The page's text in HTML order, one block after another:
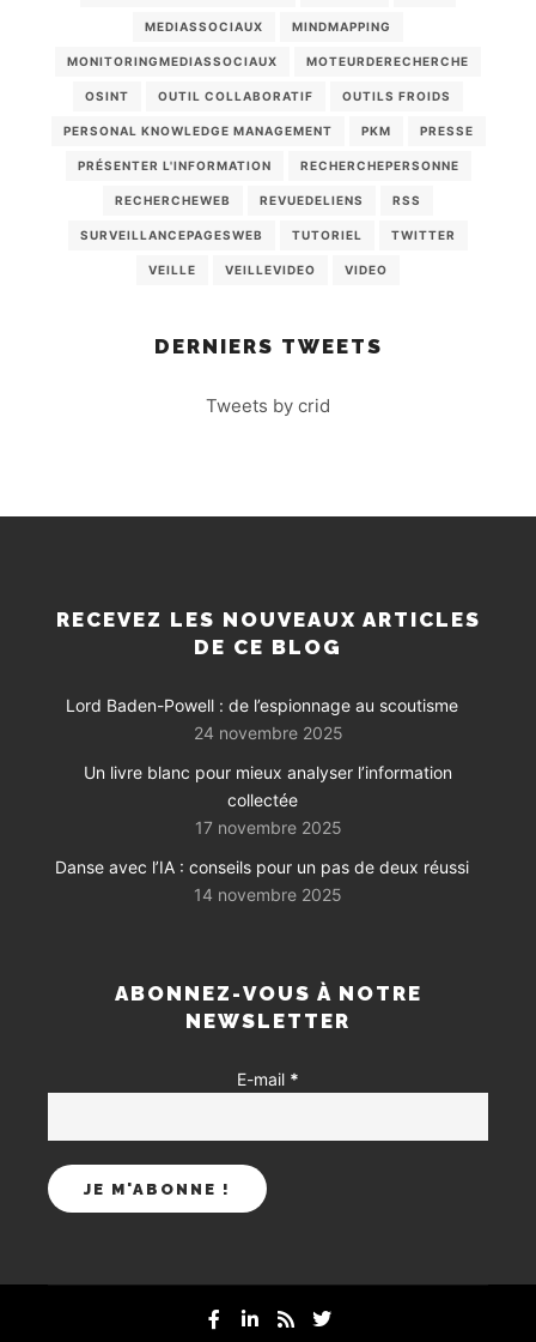
MEDIASSOCIAUX MINDMAPPING
MONITORINGMEDIASSOCIAUX MOTEURDERECHERCHE
OSINT OUTIL COLLABORATIF OUTILS FROIDS
PERSONAL KNOWLEDGE MANAGEMENT PKM PRESSE
PRÉSENTER L'INFORMATION RECHERCHEPERSONNE
RECHERCHEWEB REVUEDELIENS RSS
SURVEILLANCEPAGESWEB TUTORIEL TWITTER
VEILLE VEILLEVIDEO VIDEO
DERNIERS TWEETS
Tweets by crid
RECEVEZ LES NOUVEAUX ARTICLES
DE CE BLOG
Lord Baden-Powell : de l’espionnage au scoutisme
24 novembre 2025
Un livre blanc pour mieux analyser l’information
collectée
17 novembre 2025
Danse avec l’IA : conseils pour un pas de deux réussi
14 novembre 2025
ABONNEZ-VOUS À NOTRE
NEWSLETTER
E-mail *